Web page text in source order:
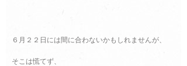
６月２２日には間に合わないかもしれませんが、
そこは慌てず、